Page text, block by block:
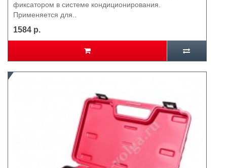
фиксатором в системе кондиционирования.
Применяется для..
1584 р.